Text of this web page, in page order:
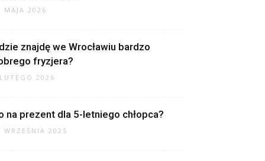
MAJA 2026
znajdę we Wrocławiu bardzo
fryzjera?
2026
na prezent dla 5-letniego chłopca?
WRZEŚNIA 2025